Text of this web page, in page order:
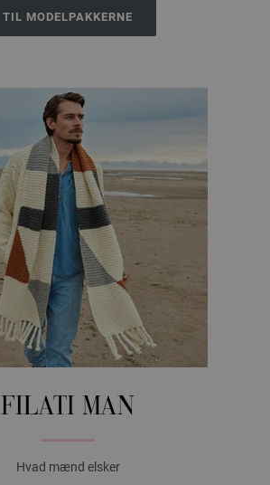
TIL MODELPAKKERNE
FILATI MAN
Hvad mænd elsker